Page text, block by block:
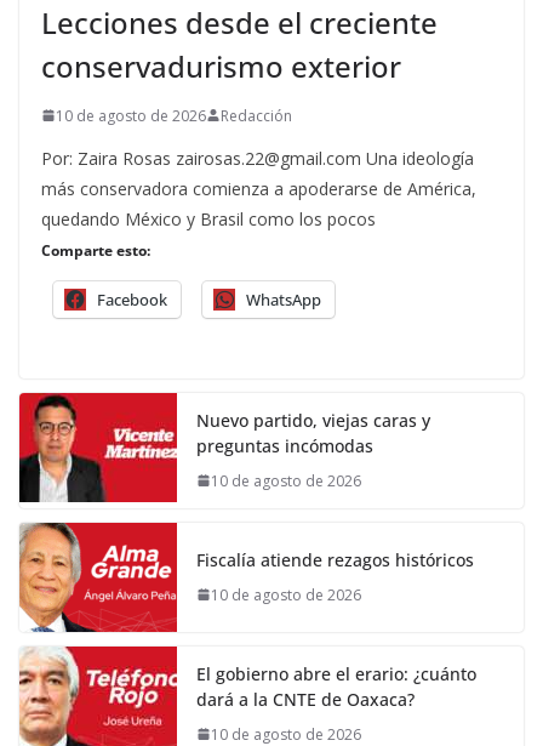
Lecciones desde el creciente
conservadurismo exterior
10 de agosto de 2026 Redacción
Por: Zaira Rosas zairosas.22@gmail.com Una ideología
más conservadora comienza a apoderarse de América,
quedando México y Brasil como los pocos
Comparte esto:
Facebook WhatsApp
Nuevo partido, viejas caras y
preguntas incómodas
10 de agosto de 2026
Fiscalía atiende rezagos históricos
10 de agosto de 2026
El gobierno abre el erario: ¿cuánto
dará a la CNTE de Oaxaca?
10 de agosto de 2026